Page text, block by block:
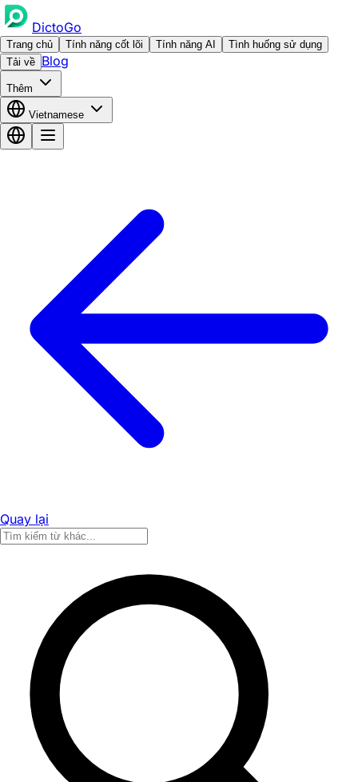
DictoGo
Trang chủ Tính năng cốt lõi Tính năng AI
Tình huống sử dụng
Tải về Blog
Thêm
Vietnamese
Quay lại